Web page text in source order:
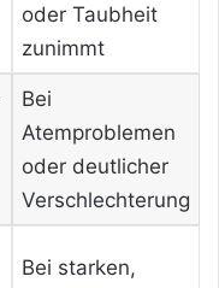
oder Taubheit
zunimmt
Bei
Atemproblemen
oder deutlicher
Verschlechterung
Bei starken,